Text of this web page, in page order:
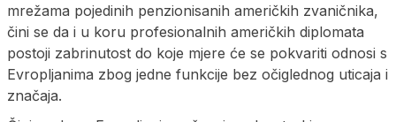
mrežama pojedinih penzionisanih američkih zvaničnika,
čini se da i u koru profesionalnih američkih diplomata
postoji zabrinutost do koje mjere će se pokvariti odnosi s
Evropljanima zbog jedne funkcije bez očiglednog uticaja i
značaja.